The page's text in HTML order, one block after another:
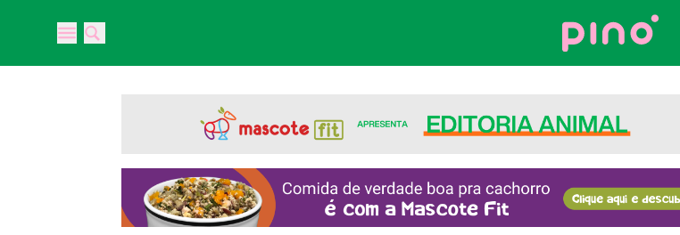
Open main menu
Open main menu
Your Company